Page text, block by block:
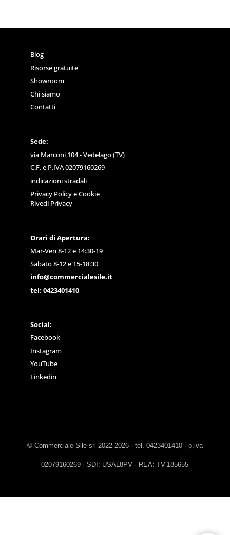
Blog
Risorse gratuite
Showroom
Chi siamo
Contatti
Sede:
via Marconi 104 - Vedelago (TV)
C.F. e P.IVA 02079160269
indicazioni stradali
Privacy PolicyeCookie
Rivedi Privacy
Orari di Apertura:
Mar-Ven 8-12 e 14:30-19
Sabato 8-12 e 15-18:30
info@commercialesile.it
tel: 0423401410
Social:
Facebook
Instagram
YouTube
Linkedin
© Commerciale Sile srl 2022-2026 · tel. 0423401410 · p.iva
02079160269 · SDI: USAL8PV · REA: TV-185655